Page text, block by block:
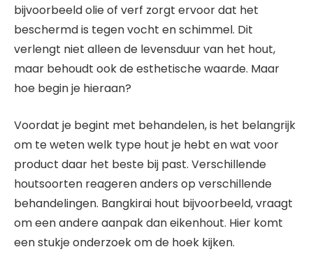
bijvoorbeeld olie of verf zorgt ervoor dat het
beschermd is tegen vocht en schimmel. Dit
verlengt niet alleen de levensduur van het hout,
maar behoudt ook de esthetische waarde. Maar
hoe begin je hieraan?
Voordat je begint met behandelen, is het belangrijk
om te weten welk type hout je hebt en wat voor
product daar het beste bij past. Verschillende
houtsoorten reageren anders op verschillende
behandelingen. Bangkirai hout bijvoorbeeld, vraagt
om een andere aanpak dan eikenhout. Hier komt
een stukje onderzoek om de hoek kijken.